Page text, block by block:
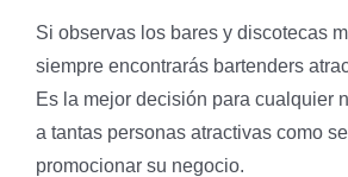
Si observas los bares y discotecas
siempre encontrarás bartenders
Es la mejor decisión para cualquier
a tantas personas atractivas como
promocionar su negocio.